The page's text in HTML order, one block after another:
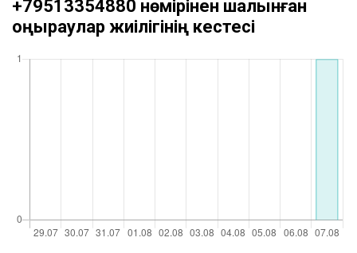
+79513354880 нөмірінен шалынған
қоңыраулар жиілігінің кестесі